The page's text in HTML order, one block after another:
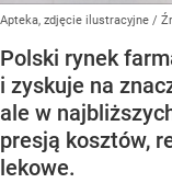
Apteka, zdjęcie ilustracyjne /
Polski rynek
i zyskuje na
ale w
presją kosztów,
lekowe.